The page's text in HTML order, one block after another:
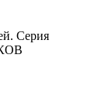
Серия